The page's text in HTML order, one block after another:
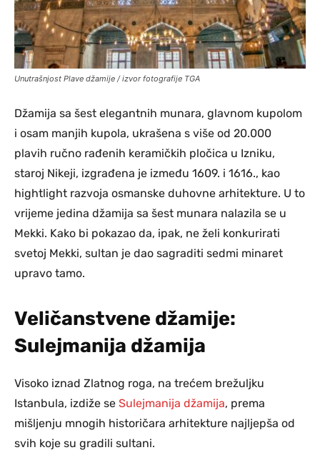
Unutrašnjost Plave džamije / izvor fotografije TGA
Džamija sa šest elegantnih munara, glavnom kupolom
i osam manjih kupola, ukrašena s više od 20.000
plavih ručno rađenih keramičkih pločica u Izniku,
staroj Nikeji, izgrađena je između 1609. i 1616., kao
hightlight razvoja osmanske duhovne arhitekture. U to
vrijeme jedina džamija sa šest munara nalazila se u
Mekki. Kako bi pokazao da, ipak, ne želi konkurirati
svetoj Mekki, sultan je dao sagraditi sedmi minaret
upravo tamo.
Veličanstvene džamije:
Sulejmanija džamija
Visoko iznad Zlatnog roga, na trećem brežuljku
Istanbula, izdiže se Sulejmanija džamija, prema
mišljenju mnogih historičara arhitekture najljepša od
svih koje su gradili sultani.